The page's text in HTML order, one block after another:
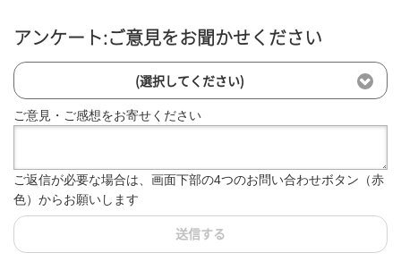
アンケート:ご意見をお聞かせください
(選択してください)
ご意見・ご感想をお寄せください
ご返信が必要な場合は、画面下部の4つのお問い合わせボタン（赤
色）からお願いします
送信する